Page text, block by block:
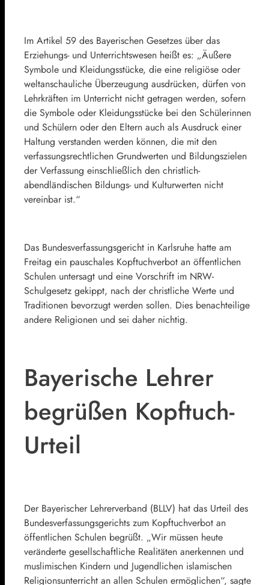
Im Artikel 59 des Bayerischen Gesetzes über das
Erziehungs- und Unterrichtswesen heißt es: „Äußere
Symbole und Kleidungsstücke, die eine religiöse oder
weltanschauliche Überzeugung ausdrücken, dürfen von
Lehrkräften im Unterricht nicht getragen werden, sofern
die Symbole oder Kleidungsstücke bei den Schülerinnen
und Schülern oder den Eltern auch als Ausdruck einer
Haltung verstanden werden können, die mit den
verfassungsrechtlichen Grundwerten und Bildungszielen
der Verfassung einschließlich den christlich-
abendländischen Bildungs- und Kulturwerten nicht
vereinbar ist.“
Das Bundesverfassungsgericht in Karlsruhe hatte am
Freitag ein pauschales Kopftuchverbot an öffentlichen
Schulen untersagt und eine Vorschrift im NRW-
Schulgesetz gekippt, nach der christliche Werte und
Traditionen bevorzugt werden sollen. Dies benachteilige
andere Religionen und sei daher nichtig.
Bayerische Lehrer
begrüßen Kopftuch-
Urteil
Der Bayerischer Lehrerverband (BLLV) hat das Urteil des
Bundesverfassungsgerichts zum Kopftuchverbot an
öffentlichen Schulen begrüßt. „Wir müssen heute
veränderte gesellschaftliche Realitäten anerkennen und
muslimischen Kindern und Jugendlichen islamischen
Religionsunterricht an allen Schulen ermöglichen“, sagte